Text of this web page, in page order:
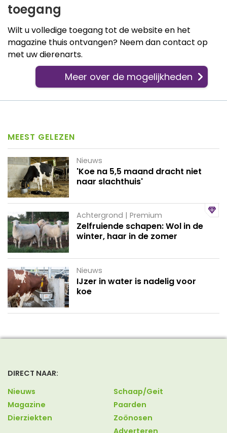
toegang
Wilt u volledige toegang tot de website en het
magazine thuis ontvangen? Neem dan contact op
met uw dierenarts.
Meer over de mogelijkheden
MEEST GELEZEN
Nieuws
'Koe na 5,5 maand dracht niet
naar slachthuis'
Achtergrond | Premium
Zelfruiende schapen: Wol in de
winter, haar in de zomer
Nieuws
IJzer in water is nadelig voor
koe
DIRECT NAAR:
Nieuws
Magazine
Dierziekten
Schaap/Geit
Paarden
Zoönosen